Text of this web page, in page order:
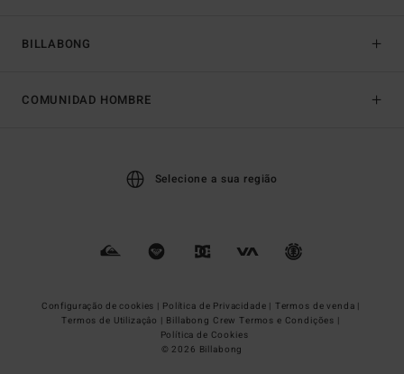
BILLABONG
COMUNIDAD HOMBRE
Selecione a sua região
Configuração de cookies | Política de Privacidade | Termos de venda |
Termos de Utilizaçâo | Billabong Crew Termos e Condições |
Política de Cookies
© 2026 Billabong